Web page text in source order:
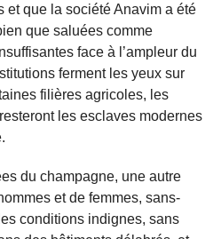
et que la société Anavim a été
que saluées comme
face à l’ampleur du
ferment les yeux sur
filières agricoles, les
les esclaves modernes
du champagne, une autre
et de femmes, sans-
conditions indignes, sans